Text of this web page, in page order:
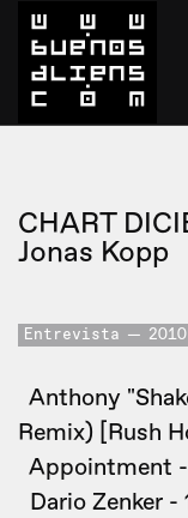
CHART
Jonas Kopp
Entrevista 2010
Anthony
Remix) [Rush
Appointment
Dario Zenker -